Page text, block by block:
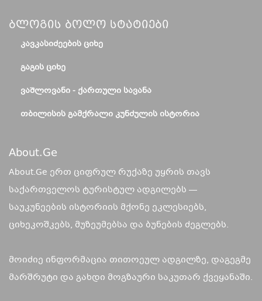
Ბლოგის Ბოლო Სტატიები
ᲙᲐᲕᲙᲐᲡᲘᲫᲔᲔᲑᲘᲡ ᲪᲘᲮᲔ
ᲒᲐᲒᲘᲡ ᲪᲘᲮᲔ
ᲕᲐᲨᲚᲝᲕᲐᲜᲘ - ᲥᲐᲠᲗᲣᲚᲘ ᲡᲐᲕᲐᲜᲐ
ᲗᲑᲘᲚᲘᲡᲘᲡ ᲒᲐᲛᲥᲠᲐᲚᲘ ᲙᲣᲜᲫᲣᲚᲘᲡ ᲘᲡᲢᲝᲠᲘᲐ
About.ge
About.Ge ერთ ციფრულ რუქაზე უყრის თავს
საქართველოს ტურისტულ ადგილებს —
საუკუნეების ისტორიის მქონე ეკლესიებს,
ციხეკოშკებს, მუზეუმებსა და ბუნების ძეგლებს.
მოიძიე ინფორმაცია თითოეულ ადგილზე, დაგეგმე
მარშრუტი და გახდი მოგზაური საკუთარ ქვეყანაში.